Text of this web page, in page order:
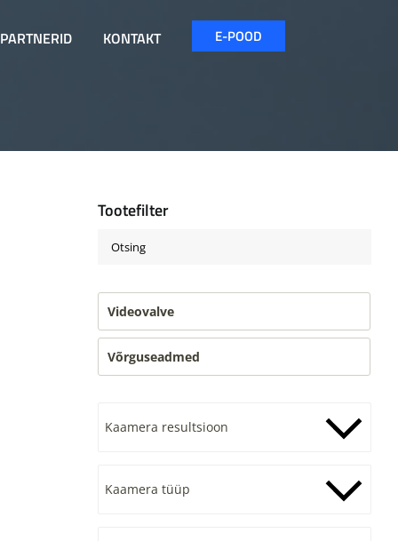
KONTAKT E-POOD
Tootefilter
Videovalve
Võrguseadmed
Kaamera resultsioon
Kaamera tüüp